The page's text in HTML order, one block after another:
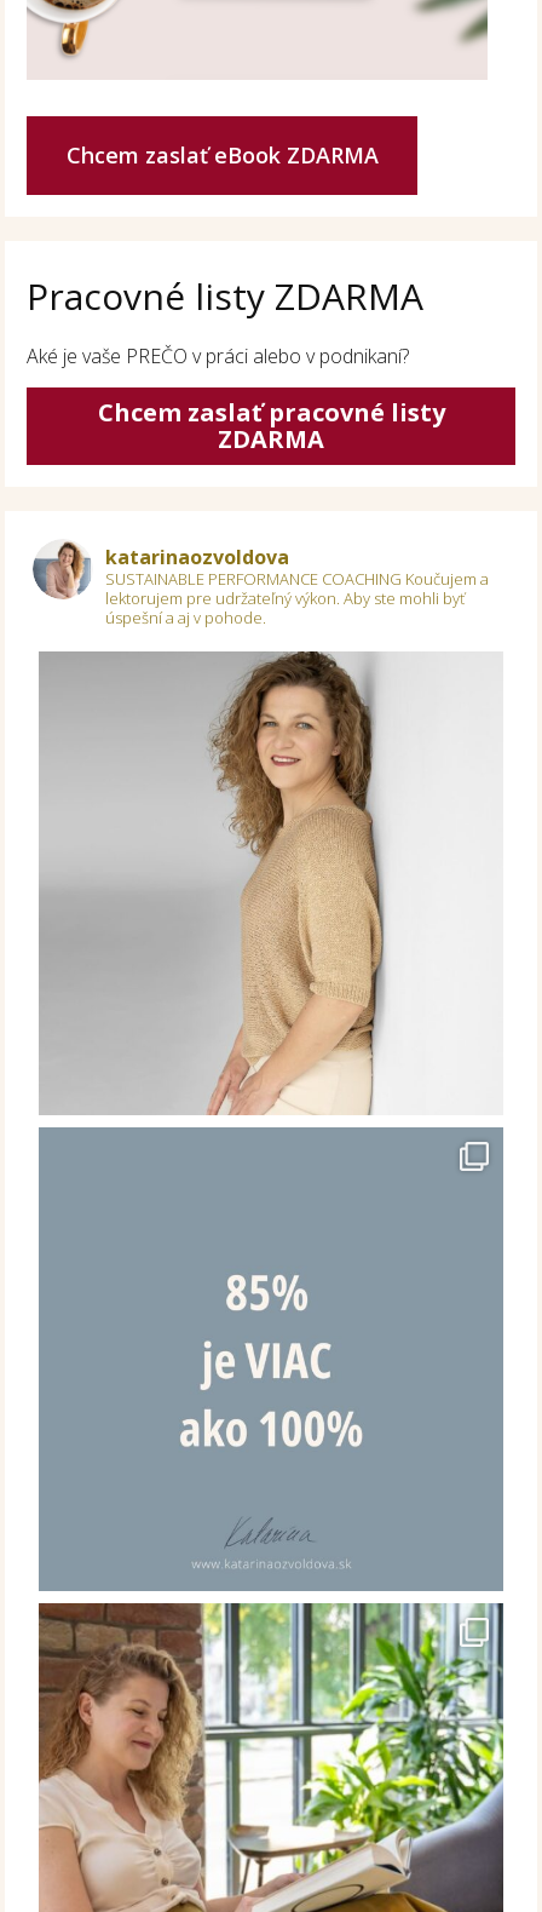
Chcem zaslať eBook ZDARMA
Pracovné listy ZDARMA
Aké je vaše PREČO v práci alebo v podnikaní?
Chcem zaslať pracovné listy
ZDARMA
katarinaozvoldova
SUSTAINABLE PERFORMANCE COACHING Koučujem a
lektorujem pre udržateľný výkon.Aby ste mohli byť
úspešní a aj v pohode.